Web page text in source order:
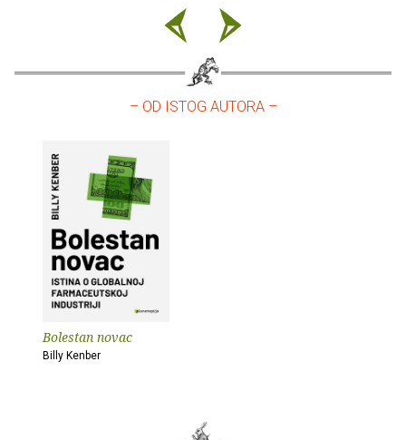
– OD ISTOG AUTORA –
Bolestan novac
Billy Kenber